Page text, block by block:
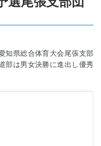
知県総合体育大会尾張支部
部は男女決勝に進出し優秀